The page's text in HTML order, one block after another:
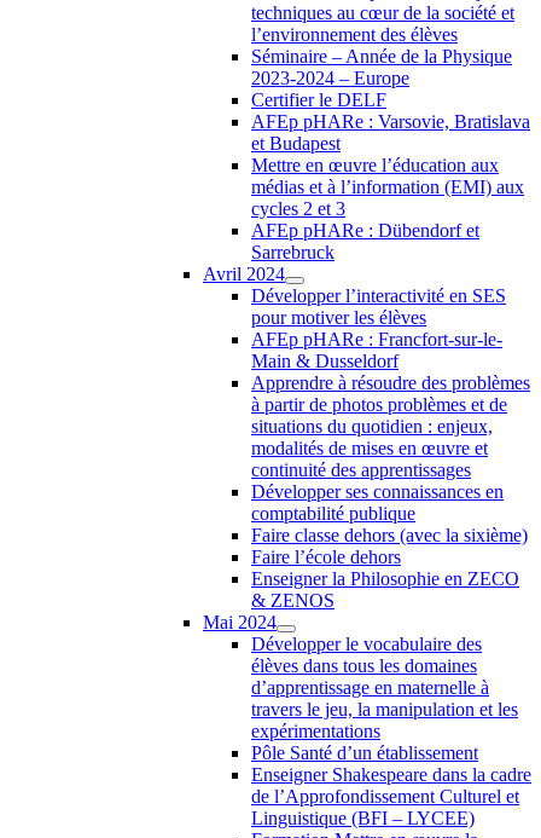
techniques au cœur de la société et
l’environnement des élèves
Séminaire – Année de la Physique
2023-2024 – Europe
Certifier le DELF
AFEp pHARe : Varsovie, Bratislava
et Budapest
Mettre en œuvre l’éducation aux
médias et à l’information (EMI) aux
cycles 2 et 3
AFEp pHARe : Dübendorf et
Sarrebruck
Avril 2024
Développer l’interactivité en SES
pour motiver les élèves
AFEp pHARe : Francfort-sur-le-
Main & Dusseldorf
Apprendre à résoudre des problèmes
à partir de photos problèmes et de
situations du quotidien : enjeux,
modalités de mises en œuvre et
continuité des apprentissages
Développer ses connaissances en
comptabilité publique
Faire classe dehors (avec la sixième)
Faire l’école dehors
Enseigner la Philosophie en ZECO
& ZENOS
Mai 2024
Développer le vocabulaire des
élèves dans tous les domaines
d’apprentissage en maternelle à
travers le jeu, la manipulation et les
expérimentations
Pôle Santé d’un établissement
Enseigner Shakespeare dans la cadre
de l’Approfondissement Culturel et
Linguistique (BFI – LYCEE)